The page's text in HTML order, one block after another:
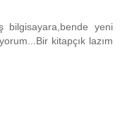
bilgisayara,bende yeni
kitapçık lazım